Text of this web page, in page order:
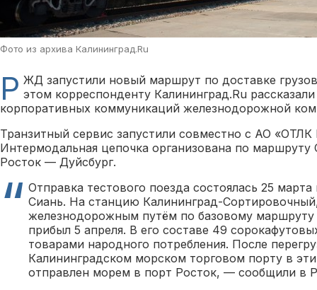
Фото из архива Калининград.Ru
Р ЖД запустили новый маршрут по доставке
этом корреспонденту Калининград.Ru
корпоративных коммуникаций железнодорожной
Транзитный сервис запустили совместно с АО «ОТЛК
Интермодальная цепочка организована по
Росток — Дуйсбург.
Отправка тестового поезда состоялась 25
Сиань. На станцию Калининград-
железнодорожным путём по базовому
прибыл 5 апреля. В его составе 49
товарами народного потребления. После
Калининградском морском торговом порту в
отправлен морем в порт Росток, — сообщили в